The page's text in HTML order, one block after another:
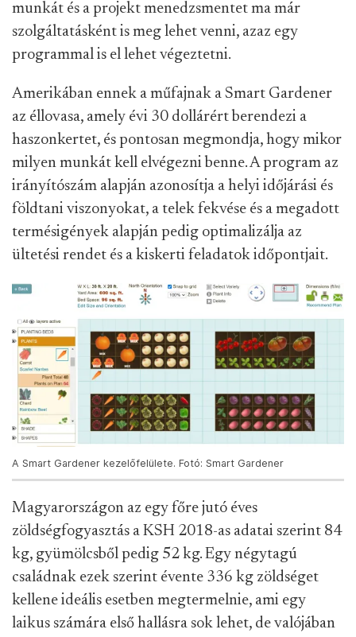
munkát és a projekt menedzsmentet ma már
szolgáltatásként is meg lehet venni, azaz egy
programmal is el lehet végeztetni.
Amerikában ennek a műfajnak a Smart Gardener
az éllovasa, amely évi 30 dollárért berendezi a
haszonkertet, és pontosan megmondja, hogy mikor
milyen munkát kell elvégezni benne. A program az
irányítószám alapján azonosítja a helyi időjárási és
földtani viszonyokat, a telek fekvése és a megadott
termésigények alapján pedig optimalizálja az
ültetési rendet és a kiskerti feladatok időpontjait.
A Smart Gardener kezelőfelülete. Fotó: Smart Gardener
Magyarországon az egy főre jutó éves
zöldségfogyasztás a KSH 2018-as adatai szerint 84
kg, gyümölcsből pedig 52 kg. Egy négytagú
családnak ezek szerint évente 336 kg zöldséget
kellene ideális esetben megtermelnie, ami egy
laikus számára első hallásra sok lehet, de valójában